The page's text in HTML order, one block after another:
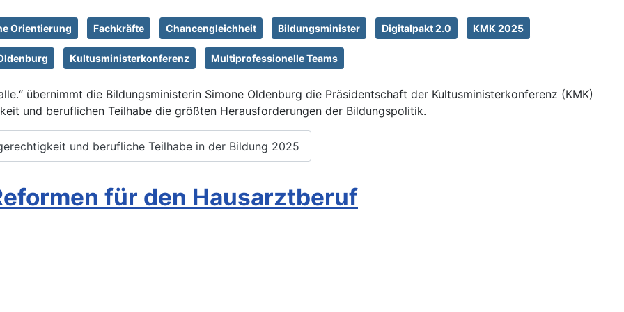
Orientierung Fachkräfte Chancengleichheit Bildungsminister Digitalpakt 2.0 KMK 2025
Kultusministerkonferenz Multiprofessionelle Teams
übernimmt die Bildungsministerin Simone Oldenburg die Präsidentschaft der Kultusministerkonferenz (KMK)
und beruflichen Teilhabe die größten Herausforderungen der Bildungspolitik.
und berufliche Teilhabe in der Bildung 2025
für den Hausarztberuf